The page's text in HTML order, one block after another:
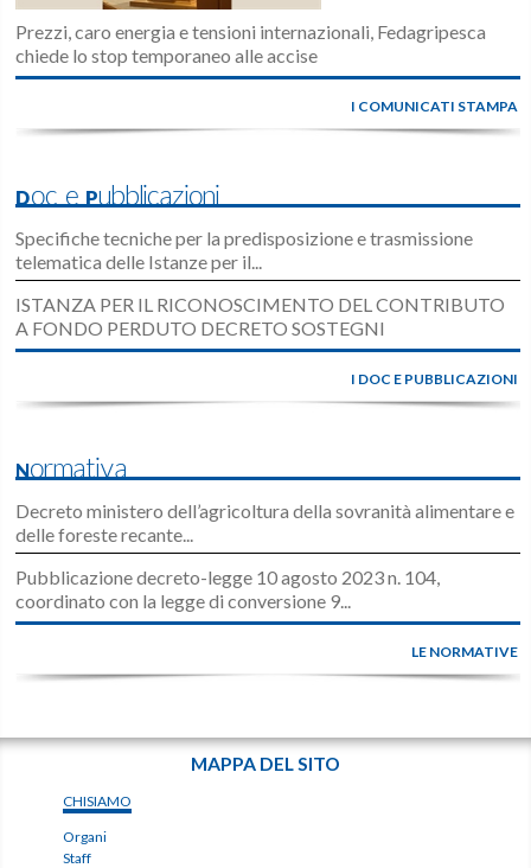
Prezzi, caro energia e tensioni internazionali, Fedagripesca
chiede lo stop temporaneo alle accise
I COMUNICATI STAMPA
Doc e Pubblicazioni
Specifiche tecniche per la predisposizione e trasmissione
telematica delle Istanze per il...
ISTANZA PER IL RICONOSCIMENTO DEL CONTRIBUTO
A FONDO PERDUTO DECRETO SOSTEGNI
I DOC E PUBBLICAZIONI
Normativa
Decreto ministero dell’agricoltura della sovranità alimentare e
delle foreste recante...
Pubblicazione decreto-legge 10 agosto 2023 n. 104,
coordinato con la legge di conversione 9...
LE NORMATIVE
MAPPA DEL SITO
CHISIAMO
Organi
Staff